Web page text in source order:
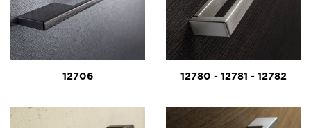
12706 12780 - 12781 - 12782